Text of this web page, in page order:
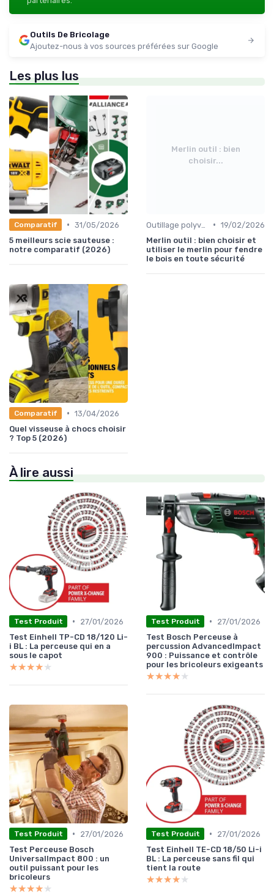
Outils De Bricolage
Ajoutez-nous à vos sources préférées sur Google
Les plus lus
Comparatif • 31/05/2026
5 meilleurs scie sauteuse :
notre comparatif (2026)
Merlin outil : bien
choisir...
• 19/02/2026
Merlin outil : bien choisir et
utiliser le merlin pour fendre
le bois en toute sécurité
Comparatif • 13/04/2026
Quel visseuse à chocs choisir
? Top 5 (2026)
À lire aussi
Test Produit •
27/01/2026
Test Einhell TP-CD 18/120 Li-
i BL : La perceuse qui en a
sous le capot
★★★★★
★★★★★
Test Produit •
27/01/2026
Test Bosch Perceuse à
percussion AdvancedImpact
900 : Puissance et contrôle
pour les bricoleurs exigeants
★★★★★
★★★★★
Test Produit •
27/01/2026
Test Perceuse Bosch
UniversalImpact 800 : un
outil puissant pour les
bricoleurs
★★★★★
★★★★★
Test Produit •
27/01/2026
Test Einhell TE-CD 18/50 Li-i
BL : La perceuse sans fil qui
tient la route
★★★★★
★★★★★